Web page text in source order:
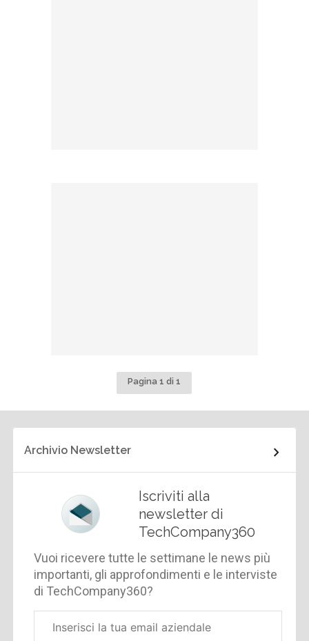
Pagina 1 di 1
Archivio Newsletter
Iscriviti alla
newsletter di
TechCompany360
Vuoi ricevere tutte le settimane le news più
importanti, gli approfondimenti e le interviste
di TechCompany360?
aziendale